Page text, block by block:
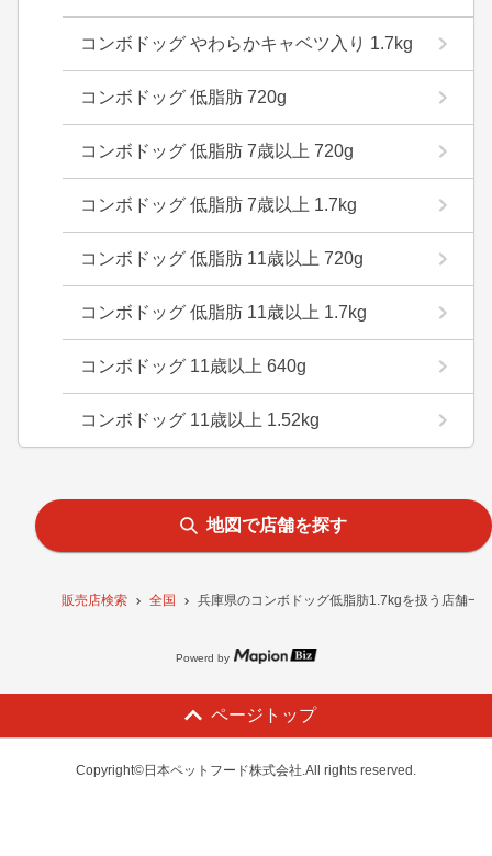
販売店検索 全国 兵庫県のコンボドッグ低脂肪1.7kgを扱う店舗一
コンボドッグ やわらかキャベツ入り 1.7kg
コンボドッグ 低脂肪 720g
コンボドッグ 低脂肪 7歳以上 720g
コンボドッグ 低脂肪 7歳以上 1.7kg
コンボドッグ 低脂肪 11歳以上 720g
コンボドッグ 低脂肪 11歳以上 1.7kg
コンボドッグ 11歳以上 640g
コンボドッグ 11歳以上 1.52kg
地図で店舗を探す
Powerd by
ページトップ
Copyright©日本ペットフード株式会社.All rights reserved.